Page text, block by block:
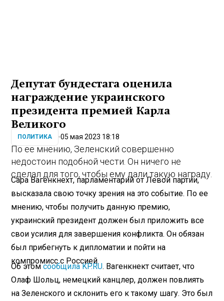
Депутат бундестага оценила
награждение украинского
президента премией Карла
Великого
ПОЛИТИКА 05 мая 2023 18:18
По ее мнению, Зеленский совершенно
недостоин подобной чести. Он ничего не
сделал для того, чтобы ему дали такую награду.
Сара Вагенкнехт, парламентарий от Левой партии,
высказала свою точку зрения на это событие. По ее
мнению, чтобы получить данную премию,
украинский президент должен был приложить все
свои усилия для завершения конфликта. Он обязан
был прибегнуть к дипломатии и пойти на
компромисс с Россией.
Об этомсообщила KP.RU. Вагенкнект считает, что
Олаф Шольц, немецкий канцлер, должен повлиять
на Зеленского и склонить его к такому шагу. Это был